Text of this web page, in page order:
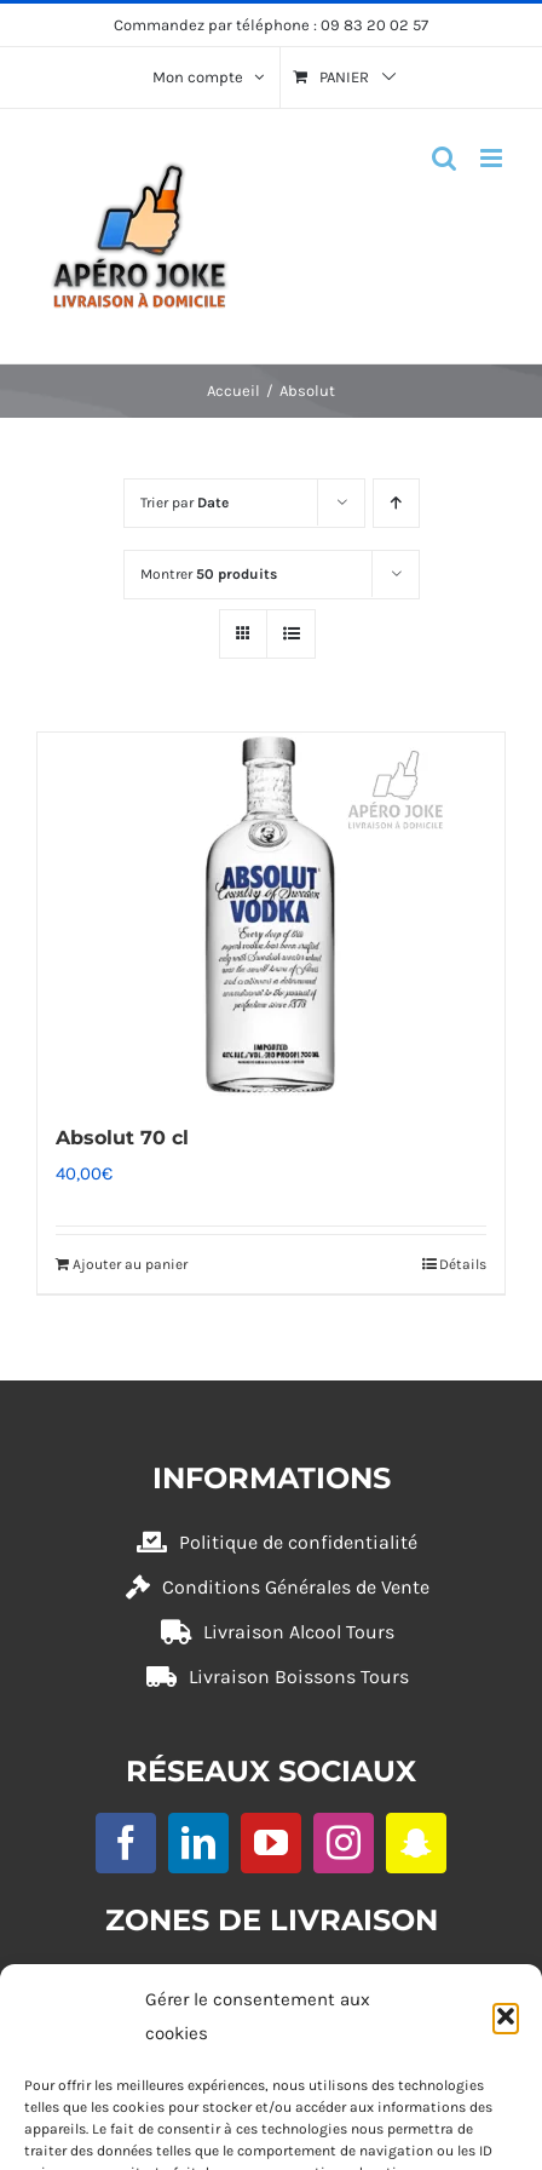
Gérer le consentement aux
cookies
Pour offrir les meilleures expériences, nous utilisons des technologies
telles que les cookies pour stocker et/ou accéder aux informations des
appareils. Le fait de consentir à ces technologies nous permettra de
traiter des données telles que le comportement de navigation ou les ID
Commandez par téléphone : 09 83 20 02 57
Mon compte PANIER
Accueil Absolut
Trier par Date
Montrer50 produits
Absolut 70 cl
40,00€
Ajouter au panier Détails
INFORMATIONS
Politique de confidentialité
Conditions Générales de Vente
Livraison Alcool Tours
Livraison Boissons Tours
RÉSEAUX SOCIAUX
ZONES DE LIVRAISON
Zone 1 : (commande minimum 20€)
Zone 2 : (commande minimum 30€)
Joué-lès-Tours, Chambray-lès-Tours, La Riche, Saint-Cyr-sur-Loire,
Saint-Pierre-des-Corps, Saint-Avertin